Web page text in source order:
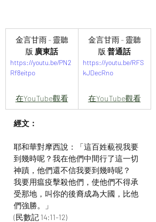
金言甘雨 - 靈聽
版 廣東話
https://youtu.be/PN2
Rf8eitpo
在YouTube觀看
金言甘雨 - 靈聽
版 普通話
https://youtu.be/RFS
kJDecRno
在YouTube觀看
經文：
耶和華對摩西說：「這百姓藐視我要
到幾時呢？我在他們中間行了這一切
神蹟，他們還不信我要到幾時呢？
我要用瘟疫擊殺他們，使他們不得承
受那地，叫你的後裔成為大國，比他
們強勝。」
(民數記 14:11-12)